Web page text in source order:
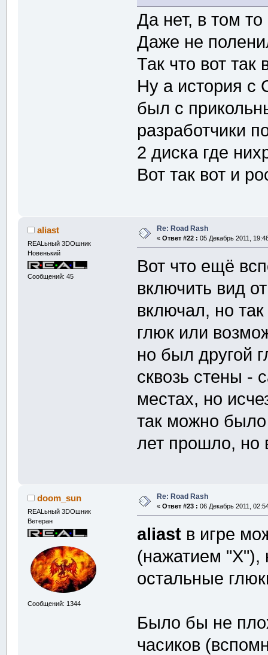
Да нет, в том
Даже не
Так что вот так
Ну а история с
был с
разработчики
2 диска где
Вот так вот и
aliast
REALьный 3DOшник
Новенький
Сообщений: 45
Re: Road Rash
« Ответ #22 : 05 Декабрь 2011,
Вот что ещё
включить вид
включал, но
глюк или
но был другой
сквозь стены -
местах, но
так можно было
лет прошло, но
doom_sun
REALьный 3DOшник
Ветеран
Сообщений: 1344
Re: Road Rash
« Ответ #23 : 06 Декабрь 2011,
aliast в игре
(нажатием "Х"),
остальные
Было бы не
часиков